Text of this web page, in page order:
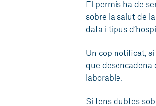
El permís ha de
sobre la salut de
data i tipus
Un cop notificat,
que desencadena
laborable.
Si tens dubtes